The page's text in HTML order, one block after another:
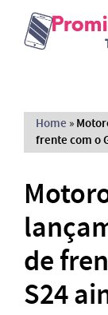
Home »
frente com o
de
S24